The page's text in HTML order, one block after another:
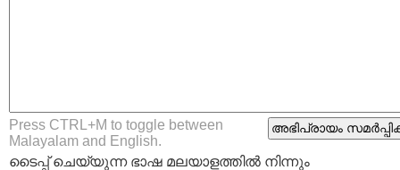
Press CTRL+M to toggle between
Malayalam and English.
ടൈപ്പ്‌ ചെയ്യുന്ന ഭാഷ മലയാളത്തില്‍ നിന്നും